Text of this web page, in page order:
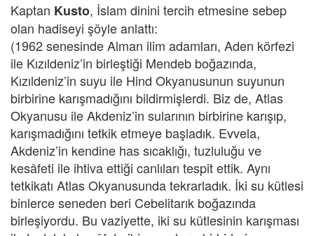
Kaptan Kusto, İslam dinini tercih etmesine sebep
olan hadiseyi şöyle anlattı:
(1962 senesinde Alman ilim adamları, Aden körfezi
ile Kızıldeniz’in birleştiği Mendeb boğazında,
Kızıldeniz’in suyu ile Hind Okyanusunun suyunun
birbirine karışmadığını bildirmişlerdi. Biz de, Atlas
Okyanusu ile Akdeniz’in sularının birbirine karışıp,
karışmadığını tetkik etmeye başladık. Evvela,
Akdeniz’in kendine has sıcaklığı, tuzluluğu ve
kesâfeti ile ihtiva ettiği canlıları tespit ettik. Aynı
tetkikatı Atlas Okyanusunda tekrarladık. İki su kütlesi
binlerce seneden beri Cebelitarık boğazında
birleşiyordu. Bu vaziyette, iki su kütlesinin karışması